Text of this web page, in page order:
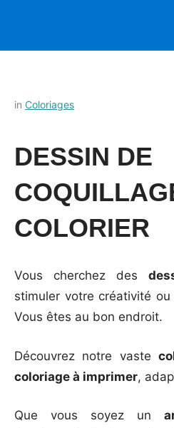
Posted
septembre
by
in Coloriages
DESSIN DE
COLORIER
Vous cherchez des
stimuler votre créativité
Vous êtes au bon endroit.
Découvrez notre vaste
coloriage à imprimer,
Que vous soyez un